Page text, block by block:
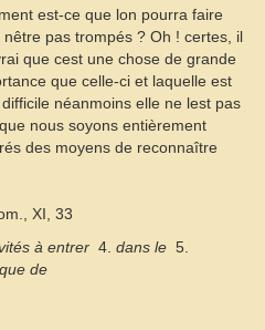
est-ce que lon pourra faire
nêtre pas trompés ? Oh ! certes, il
que cest une chose de grande
que celle-ci et laquelle est
néanmoins elle ne lest pas
nous soyons entièrement
des moyens de reconnaître
XI, 33
à entrer  4. dans le  5.
de